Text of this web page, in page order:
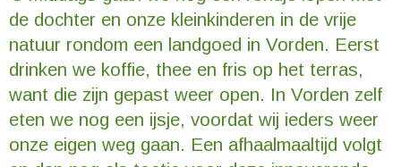
de dochter en onze kleinkinderen in de vrije
natuur rondom een landgoed in Vorden. Eerst
drinken we koffie, thee en fris op het terras,
want die zijn gepast weer open. In Vorden zelf
eten we nog een ijsje, voordat wij ieders weer
onze eigen weg gaan. Een afhaalmaaltijd volgt